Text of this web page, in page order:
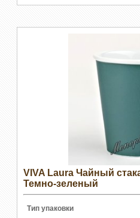
VIVA Laura Чайный
Темно-зеленый
Тип упаковки